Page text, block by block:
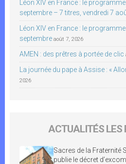
Léon XIV en France : le
septembre – 7 titres, vendredi 7
Léon XIV en France : le
septembre août 7, 2026
AMEN : des prêtres à portée de clic
La journée du pape à Assise : «
2026
ACTUALITÉS LES
Sacres de la Fraternité
publie le décret